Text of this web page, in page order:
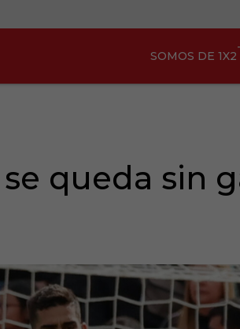
SOMOS DE 1X2
queda sin